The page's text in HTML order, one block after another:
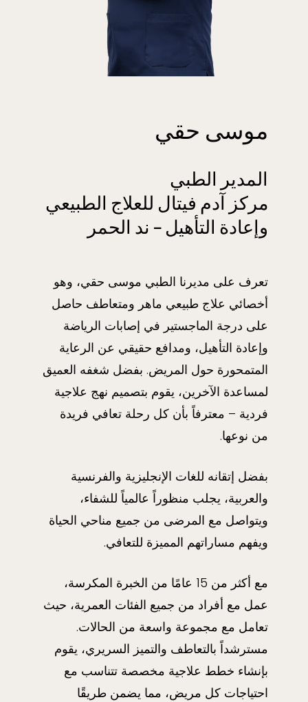
موسى حقي
المدير الطبي
مركز آدم فيتال للعلاج الطبيعي
وإعادة التأهيل – ند الحمر
تعرف على مديرنا الطبي موسى حقي، وهو
أخصائي علاج طبيعي ماهر ومتعاطف حاصل
على درجة الماجستير في إصابات الرياضة
وإعادة التأهيل، ومدافع حقيقي عن الرعاية
المتمحورة حول المريض. بفضل شغفه العميق
لمساعدة الآخرين، يقوم بتصميم نهج علاجية
فردية – معترفاً بأن كل رحلة تعافي فريدة
من نوعها.
بفضل إتقانه للغات الإنجليزية والفرنسية
والعربية، يجلب منظوراً عالمياً للشفاء،
ويتواصل مع المرضى من جميع مناحي الحياة
ويفهم مساراتهم المميزة للتعافي.
مع أكثر من 15 عامًا من الخبرة المكرسة،
عمل مع أفراد من جميع الفئات العمرية، حيث
تعامل مع مجموعة واسعة من الحالات.
مسترشداً بالتعاطف والتميز السريري، يقوم
بإنشاء خطط علاجية مخصصة تتناسب مع
احتياجات كل مريض، مما يضمن طريقًا